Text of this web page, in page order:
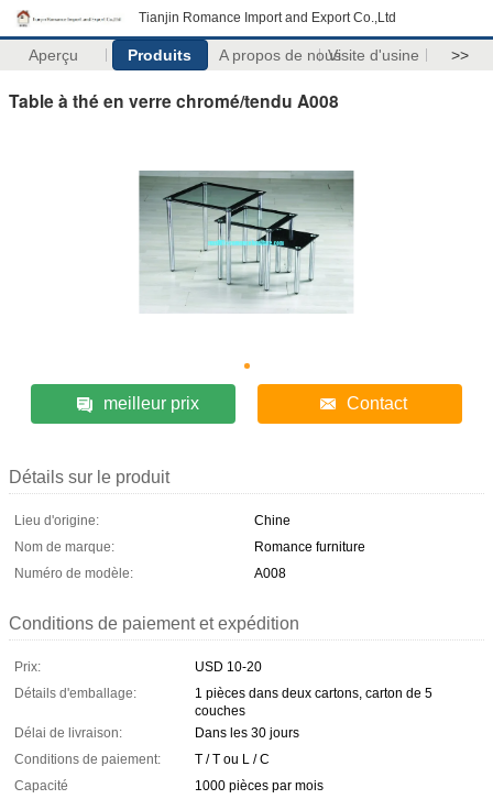
Tianjin Romance Import and Export Co.,Ltd
Aperçu Produits A propos de nousVisite d'usine >>
Table à thé en verre chromé/tendu A008
meilleur prix Contact
Détails sur le produit
Lieu d'origine:
Chine
Nom de marque:
Romance furniture
Numéro de modèle:
A008
Conditions de paiement et expédition
Prix:
USD 10-20
Détails d'emballage:
1 pièces dans deux cartons, carton de 5
couches
Délai de livraison:
Dans les 30 jours
Conditions de paiement:
T / T ou L / C
Capacité
1000 pièces par mois